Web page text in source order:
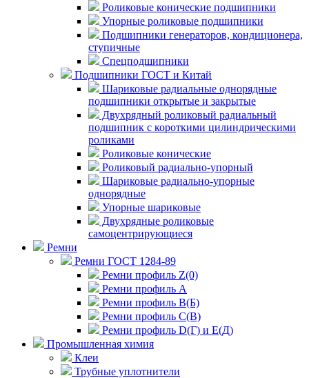
Роликовые конические подшипники
Упорные роликовые подшипники
Подшипники генераторов, кондиционера,
ступичные
Спецподшипники
Подшипники ГОСТ и Китай
Шариковые радиальные однорядные
подшипники открытые и закрытые
Двухрядный роликовый радиальный
подшипник с короткими цилиндрическими
роликами
Роликовые конические
Роликовый радиально-упорный
Шариковые радиально-упорные
однорядные
Упорные шариковые
Двухрядные роликовые
самоцентрирующиеся
Ремни
Ремни ГОСТ 1284-89
Ремни профиль Z(0)
Ремни профиль А
Ремни профиль В(Б)
Ремни профиль С(В)
Ремни профиль D(Г) и E(Д)
Промышленная химия
Клеи
Трубные уплотнители